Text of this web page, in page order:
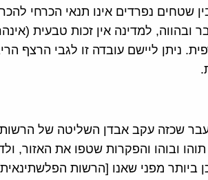
שטחים נפרדים אינו תנאי הכרחי
ובהווה, למדינה אין זכות טבעית
ניתן ליישם עובדה זו לגבי הרצף
שכזה עקב אבדן השליטה של הרשות
ובוהו והפקרות שטפו את האזור,
ביותר מפני שאנו [הרשות